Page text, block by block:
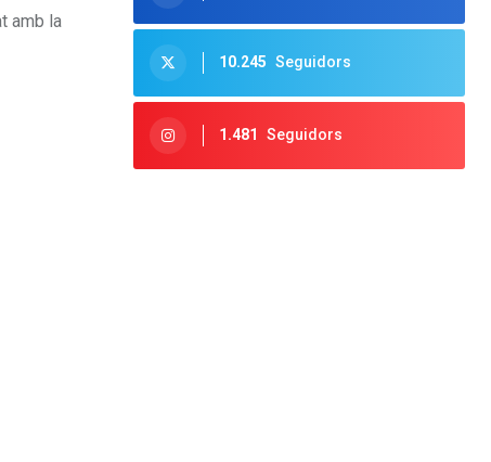
amb la
10.245 Seguidors
1.481 Seguidors